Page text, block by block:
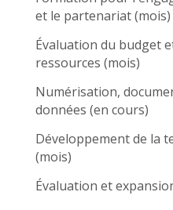
et le partenariat (mois)
Évaluation du budget
ressources (mois)
Numérisation,
données (en cours)
Développement de la
(mois)
Évaluation et